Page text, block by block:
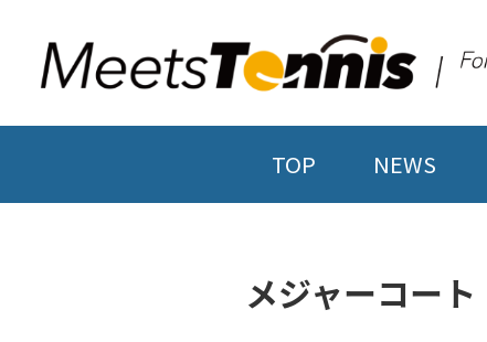
TOP NEWS
メジャーコート